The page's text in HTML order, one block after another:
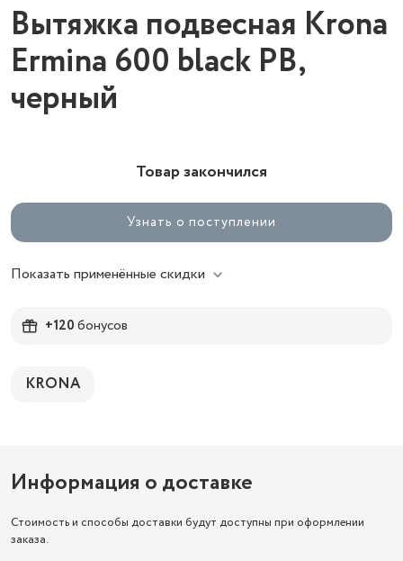
Вытяжка подвесная Krona
Ermina 600 black PB,
черный
Товар закончился
Узнать о поступлении
Показать применённые скидки
+120бонусов
KRONA
Информация о доставке
Стоимость и способы доставки будут доступны при оформлении
заказа.